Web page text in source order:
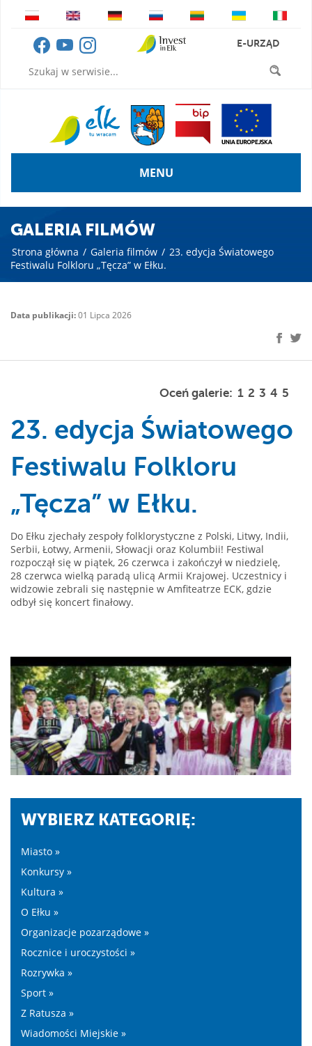
E-URZĄD
MENU
GALERIA FILMÓW
Strona główna / Galeria filmów / 23. edycja Światowego
Festiwalu Folkloru „Tęcza” w Ełku.
Data publikacji:01 Lipca 2026
Oceń galerie: 1 2 3 4 5
23. edycja Światowego
Festiwalu Folkloru
„Tęcza” w Ełku.
Do Ełku zjechały zespoły folklorystyczne z Polski, Litwy, Indii,
Serbii, Łotwy, Armenii, Słowacji oraz Kolumbii! Festiwal
rozpoczął się w piątek, 26 czerwca i zakończył w niedzielę,
28 czerwca wielką paradą ulicą Armii Krajowej. Uczestnicy i
widzowie zebrali się następnie w Amfiteatrze ECK, gdzie
odbył się koncert finałowy.
WYBIERZ KATEGORIĘ:
Miasto »
Konkursy »
Kultura »
O Ełku »
Organizacje pozarządowe »
Rocznice i uroczystości »
Rozrywka »
Sport »
Z Ratusza »
Wiadomości Miejskie »